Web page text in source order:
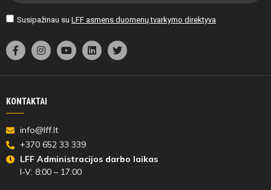
Susipažinau su LFF asmens duomenų tvarkymo direktyva
KONTAKTAI
info@lff.lt
+370 652 33 339
LFF Administracijos darbo laikas
I-V: 8:00 – 17:00